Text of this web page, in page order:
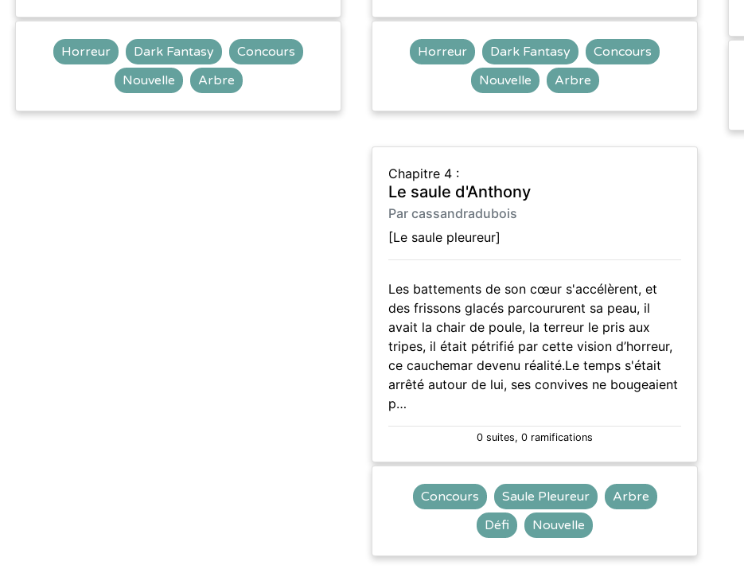
Horreur Dark Fantasy
Concours
Nouvelle
Arbre
Horreur Dark Fantasy
Concours
Nouvelle
Arbre
Chapitre 4 :
Le saule d'Anthony
Par cassandradubois
[Le saule pleureur]
Les battements de son cœur s'accélèrent, et
des frissons glacés parcoururent sa peau, il
avait la chair de poule, la terreur le pris aux
tripes, il était pétrifié par cette vision d’horreur,
ce cauchemar devenu réalité.Le temps s'était
arrêté autour de lui, ses convives ne bougeaient
p…
0 suites, 0 ramifications
Concours Saule Pleureur
Arbre
Défi
Nouvelle